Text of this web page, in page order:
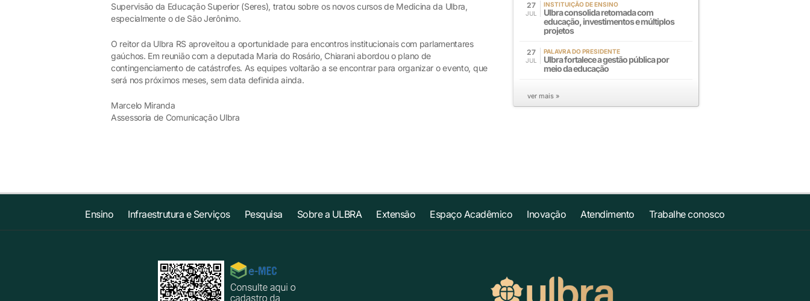
Supervisão da Educação Superior (Seres), tratou sobre os novos cursos de Medicina da Ulbra,
especialmente o de São Jerônimo.
O reitor da Ulbra RS aproveitou a oportunidade para encontros institucionais com parlamentares
gaúchos. Em reunião com a deputada Maria do Rosário, Chiarani abordou o plano de
contingenciamento de catástrofes. As equipes voltarão a se encontrar para organizar o evento, que
será nos próximos meses, sem data definida ainda.
Marcelo Miranda
Assessoria de Comunicação Ulbra
27
JUL
INSTITUIÇÃO DE ENSINO
Ulbra consolida retomada com
educação, investimentos e múltiplos
projetos
27
JUL
PALAVRA DO PRESIDENTE
Ulbra fortalece a gestão pública por
meio da educação
ver mais »
Ensino Infraestrutura e Serviços Pesquisa Sobre a ULBRA Extensão Espaço Acadêmico Inovação Atendimento Trabalhe conosco